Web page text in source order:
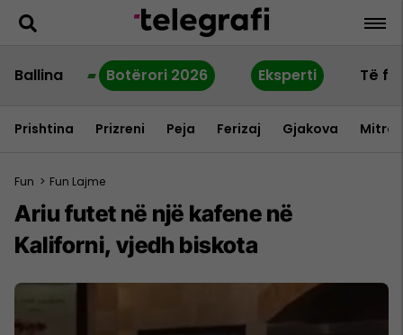
Ballina Botërori 2026 Eksperti Të
Prishtina Prizreni Peja Ferizaj Gjakova
Fun > Fun Lajme
Ariu futet në një kafene në
Kaliforni, vjedh biskota